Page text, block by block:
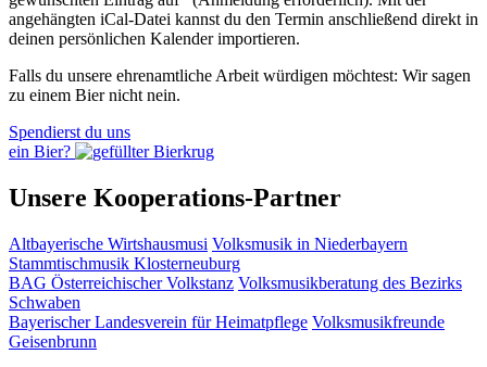
angehängten iCal-Datei kannst du den Termin anschließend direkt in
deinen persönlichen Kalender importieren.
Falls du unsere ehrenamtliche Arbeit würdigen möchtest: Wir sagen
zu einem Bier nicht nein.
Spendierst du uns
ein Bier?
Unsere Kooperations-Partner
Altbayerische Wirtshausmusi Volksmusik in Niederbayern
Stammtischmusik Klosterneuburg
BAG Österreichischer Volkstanz Volksmusikberatung des Bezirks
Schwaben
Bayerischer Landesverein für Heimatpflege Volksmusikfreunde
Geisenbrunn